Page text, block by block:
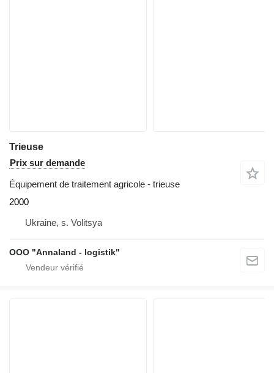
Trieuse
Prix sur demande
Équipement de traitement agricole - trieuse
2000
Ukraine, s. Volitsya
OOO "Annaland - logistik"